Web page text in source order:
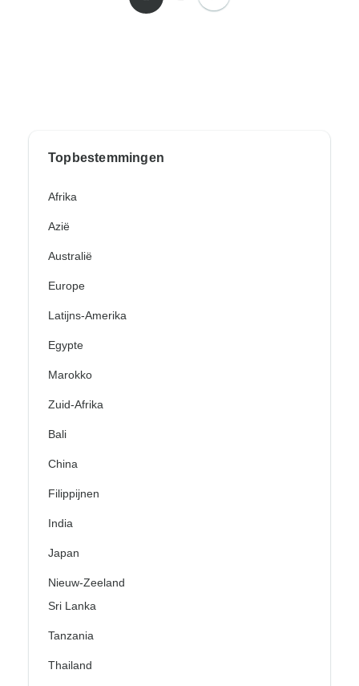
Topbestemmingen
Afrika
Azië
Australië
Europe
Latijns-Amerika
Egypte
Marokko
Zuid-Afrika
Bali
China
Filippijnen
India
Japan
Nieuw-Zeeland
Sri Lanka
Tanzania
Thailand